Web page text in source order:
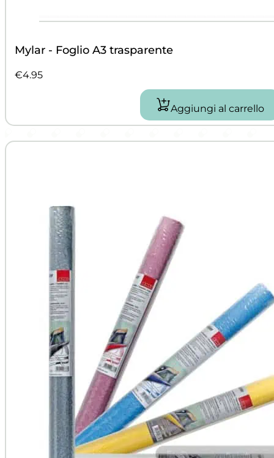
Mylar - Foglio A3 trasparente
€4.95
Aggiungi al carrello